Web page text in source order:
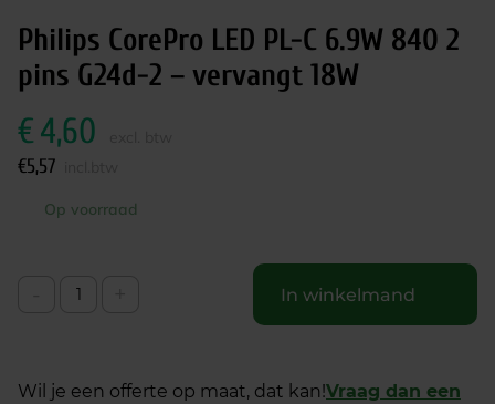
Philips CorePro LED PL-C 6.9W 840 2
pins G24d-2 – vervangt 18W
€4,60
€5,57
Op voorraad
In winkelmand
Wil je een offerte op maat, dat kan!Vraag dan een